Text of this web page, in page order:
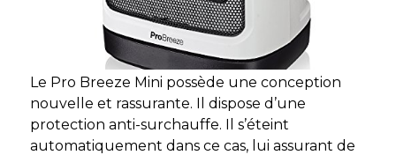
Le Pro Breeze Mini possède une conception
nouvelle et rassurante. Il dispose d’une
protection anti-surchauffe. Il s’éteint
automatiquement dans ce cas, lui assurant de